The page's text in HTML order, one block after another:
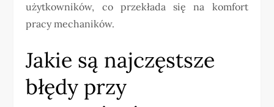
użytkowników, co przekłada się na komfort
pracy mechaników.
Jakie są najczęstsze
błędy przy